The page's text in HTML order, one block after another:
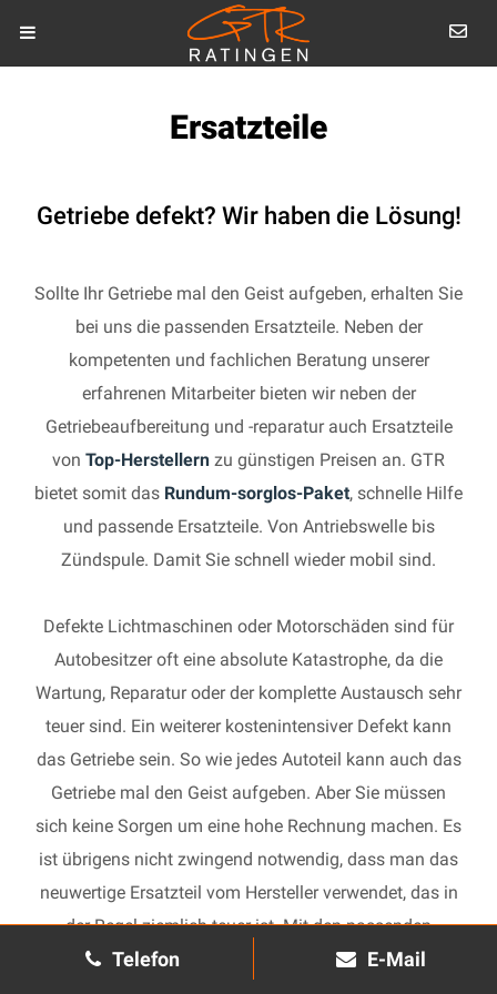
Telefon E-Mail
Ersatzteile
Getriebe defekt? Wir haben die Lösung!
Sollte Ihr Getriebe mal den Geist aufgeben, erhalten Sie
bei uns die passenden Ersatzteile. Neben der
kompetenten und fachlichen Beratung unserer
erfahrenen Mitarbeiter bieten wir neben der
Getriebeaufbereitung und -reparatur auch Ersatzteile
von Top-Herstellern zu günstigen Preisen an. GTR
bietet somit das Rundum-sorglos-Paket, schnelle Hilfe
und passende Ersatzteile. Von Antriebswelle bis
Zündspule. Damit Sie schnell wieder mobil sind.
Defekte Lichtmaschinen oder Motorschäden sind für
Autobesitzer oft eine absolute Katastrophe, da die
Wartung, Reparatur oder der komplette Austausch sehr
teuer sind. Ein weiterer kostenintensiver Defekt kann
das Getriebe sein. So wie jedes Autoteil kann auch das
Getriebe mal den Geist aufgeben. Aber Sie müssen
sich keine Sorgen um eine hohe Rechnung machen. Es
ist übrigens nicht zwingend notwendig, dass man das
neuwertige Ersatzteil vom Hersteller verwendet, das in
der Regel ziemlich teuer ist. Mit den passenden
Ersatzteilen kann jedes gebrauchte Getriebe schnell